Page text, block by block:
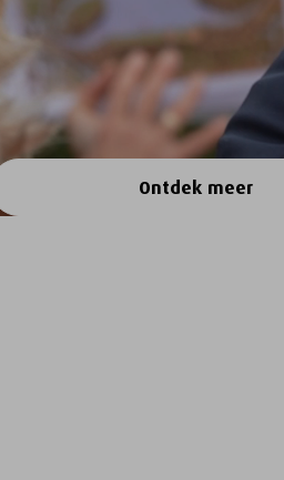
Ontdek meer